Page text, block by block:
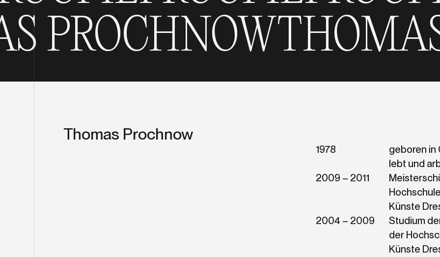
THOMAS
Thomas Prochnow
1978
geboren in
lebt und
2009 – 2011
Künste
2004 – 2009
Studium
der
Künste